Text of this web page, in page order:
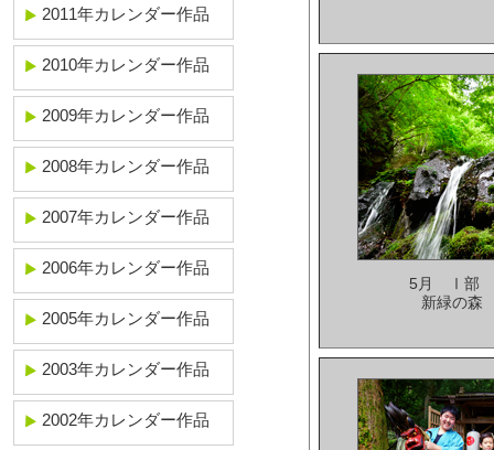
5月 Ⅰ部
新緑の森
2011年カレンダー作品
2010年カレンダー作品
2009年カレンダー作品
2008年カレンダー作品
2007年カレンダー作品
2006年カレンダー作品
2005年カレンダー作品
2003年カレンダー作品
2002年カレンダー作品